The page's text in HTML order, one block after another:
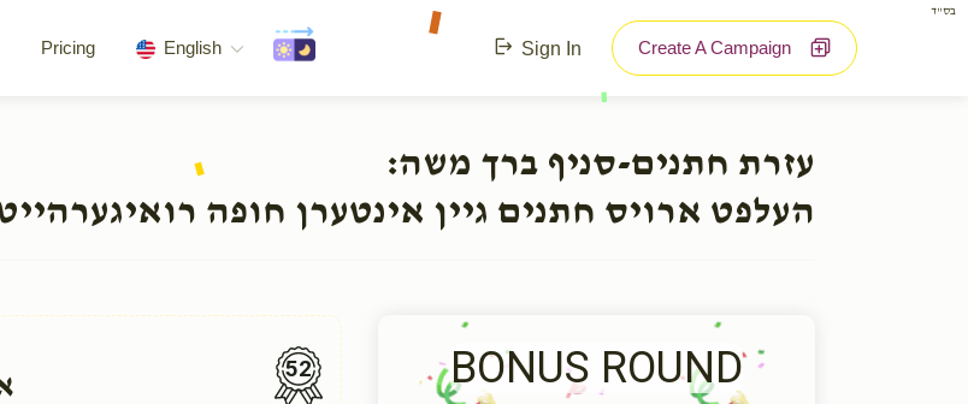
בס"ד
Pricing English Sign In Create A Campaign
עזרת חתנים-סניף ברך משה:
העלפט ארויס חתנים גיין אינטערן חופה
52 BONUS ROUND